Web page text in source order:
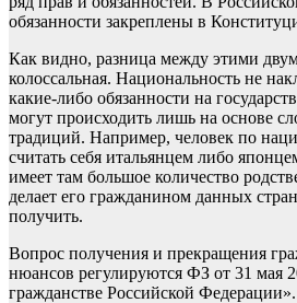
обязанности закреплены в
Как видно, разница между этими
колоссальная. Национальность не
какие-либо обязанности на
могут происходить лишь на основе
традиций. Например, человек по
считать себя итальянцем либо
имеет там большое количество
делает его гражданином данных
получить.
Вопрос получения и прекращения
нюансов регулируются ФЗ от 31 мая
гражданстве Российской Федерации».